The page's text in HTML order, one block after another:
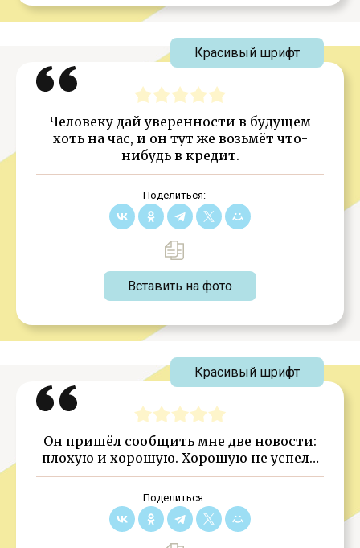
Человеку дай уверенности в будущем
хоть на час, и он тут же возьмёт что-
нибудь в кредит.
Поделиться:
Вставить на фото
Красивый шрифт
Он пришёл сообщить мне две новости:
плохую и хорошую. Хорошую не успел…
Поделиться:
Красивый шрифт